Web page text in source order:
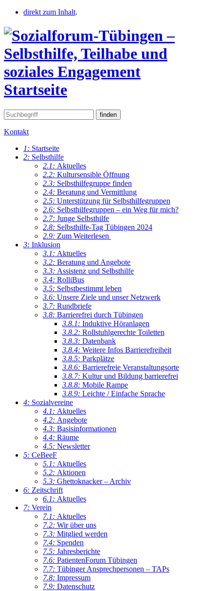
direkt zum Inhalt.
Startseite
Kontakt
1: Startseite
2: Selbsthilfe
2.1: Aktuelles
2.2: Kultursensible Öffnung
2.3: Selbsthilfegruppe finden
2.4: Beratung und Vermittlung
2.5: Unterstützung für Selbsthilfegruppen
2.6: Selbsthilfegruppen – ein Weg für mich?
2.7: Junge Selbsthilfe
2.8: Selbsthilfe-Tag Tübingen 2024
2.9: Zum Weiterlesen
3: Inklusion
3.1: Aktuelles
3.2: Beratung und Angebote
3.3: Assistenz und Selbsthilfe
3.4: RolliBus
3.5: Selbstbestimmt leben
3.6: Unsere Ziele und unser Netzwerk
3.7: Rundbriefe
3.8: Barrierefrei durch Tübingen
3.8.1: Induktive Höranlagen
3.8.2: Rollstuhlgerechte Toiletten
3.8.3: Datenbank
3.8.4: Weitere Infos Barrierefreiheit
3.8.5: Parkplätze
3.8.6: Barrierefreie Veranstaltungsorte
3.8.7: Kultur und Bildung barrierefrei
3.8.8: Mobile Rampe
3.8.9: Leichte / Einfache Sprache
4: Sozialvereine
4.1: Aktuelles
4.2: Angebote
4.3: Basisinformationen
4.4: Räume
4.5: Newsletter
5: CeBeeF
5.1: Aktuelles
5.2: Aktionen
5.3: Ghettoknacker – Archiv
6: Zeitschrift
6.1: Aktuelles
7: Verein
7.1: Aktuelles
7.2: Wir über uns
7.3: Mitglied werden
7.4: Spenden
7.5: Jahresberichte
7.6: PatientenForum Tübingen
7.7: Tübinger Ansprechpersonen – TAPs
7.8: Impressum
7.9: Datenschutz